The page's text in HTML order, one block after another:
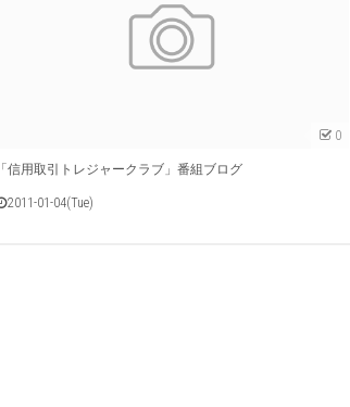
0
「信用取引トレジャークラブ」番組ブログ
2011-01-04(Tue)